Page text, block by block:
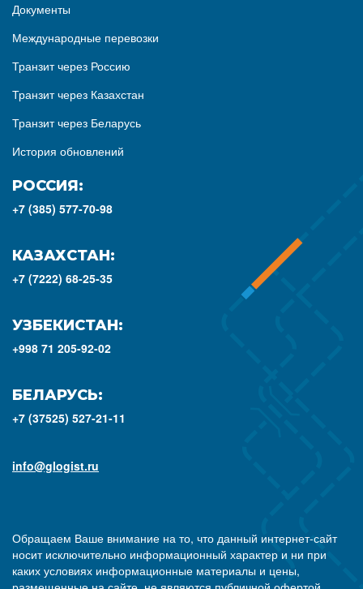
Документы
Международные перевозки
Транзит через Россию
Транзит через Казахстан
Транзит через Беларусь
История обновлений
РОССИЯ:
+7 (385) 577-70-98
КАЗАХСТАН:
+7 (7222) 68-25-35
УЗБЕКИСТАН:
+998 71 205-92-02
БЕЛАРУСЬ:
+7 (37525) 527-21-11
info@glogist.ru
Обращаем Ваше внимание на то, что данный интернет-сайт
носит исключительно информационный характер и ни при
каких условиях информационные материалы и цены,